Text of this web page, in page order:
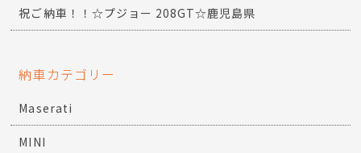
祝ご納車！！☆プジョー 208GT☆鹿児島県
納車カテゴリー
Maserati
MINI